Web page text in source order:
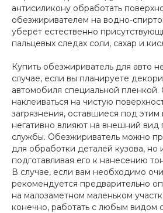
антисиликону обработать
обезжиривателем на водно-
уберет естественно
пальцевых следах соли, сахар и
Купить обезжириватель для авто
случае, если вы планируете
автомобиля специальной
наклеиваться на чистую
загрязнения, оставшиеся под
негативно влияют на внешний вид
службы. Обезжириватель можно
для обработки деталей кузова, но
подготавливая его к нанесению
В случае, если вам необходимо
рекомендуется предварительно
на малозаметном маленьком
конечно, работать с любым видом